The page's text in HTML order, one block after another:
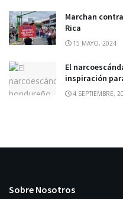
Marchan
Rica
15 MAYO, 2024
El
inspiración
4 SEPTIEMBRE,
Sobre Nosotros